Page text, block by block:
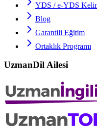
YDS / e-YDS
Blog
Garantili Eğitim
Ortaklık Programı
UzmanDil Ailesi